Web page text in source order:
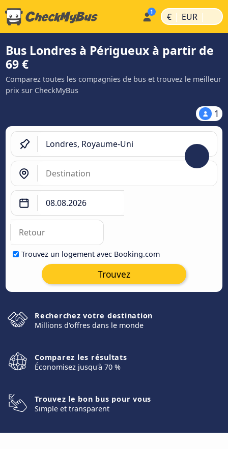
€ | EUR |
Bus Londres à Périgueux à partir de
69 €
Comparez toutes les compagnies de bus et trouvez le meilleur
prix sur CheckMyBus
1
Trouvez un logement avec Booking.com
Trouvez
Recherchez votre destination
Millions d'offres dans le monde
Comparez les résultats
Économisez jusqu'à 70 %
Trouvez le bon bus pour vous
Simple et transparent